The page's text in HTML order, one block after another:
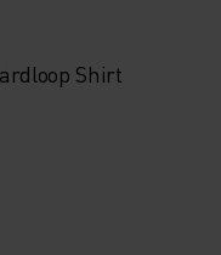
Shirt